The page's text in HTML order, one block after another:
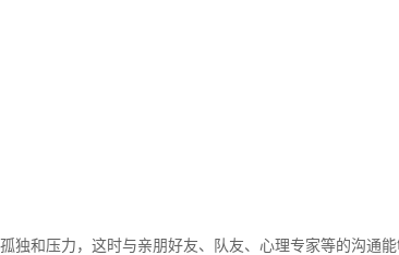
和压力，这时与亲朋好友、队友、心理专家等的沟通